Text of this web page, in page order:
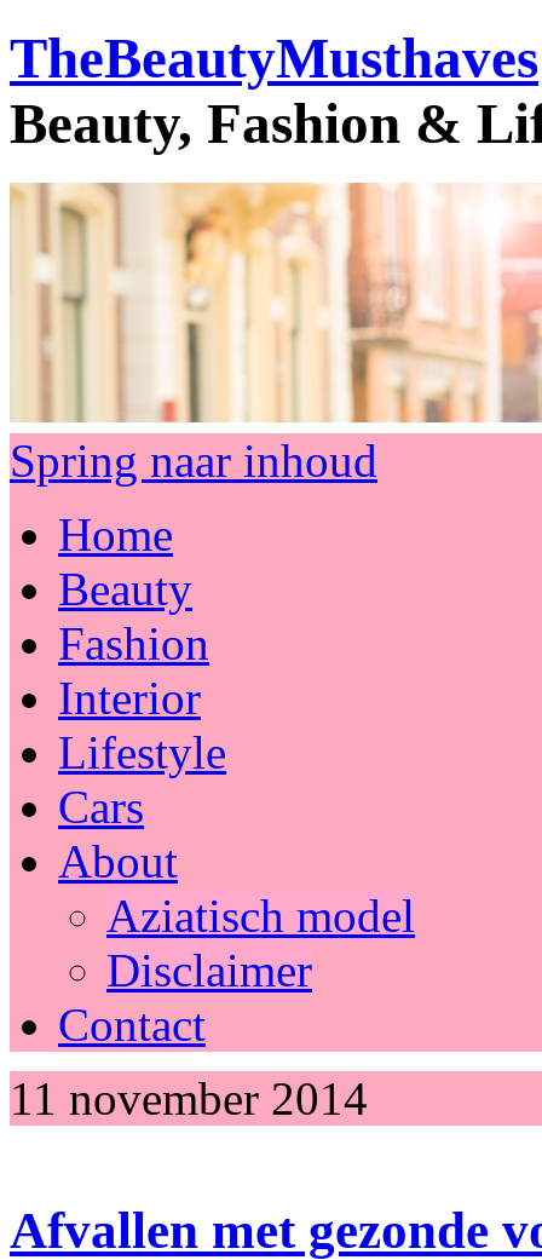
TheBeautyMusthaves
Beauty, Fashion &
Spring naar inhoud
Home
Beauty
Fashion
Interior
Lifestyle
Cars
About
Aziatisch model
Disclaimer
Contact
11 november 2014
Afvallen met gezonde